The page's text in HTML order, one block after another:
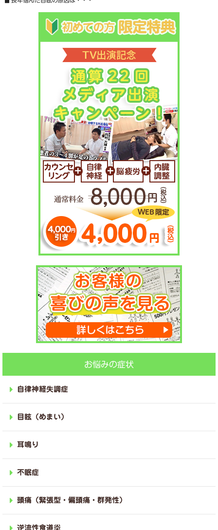
お悩みの症状
自律神経失調症
目眩（めまい）
耳鳴り
不眠症
頭痛（緊張型・偏頭痛・群発性）
逆流性食道炎